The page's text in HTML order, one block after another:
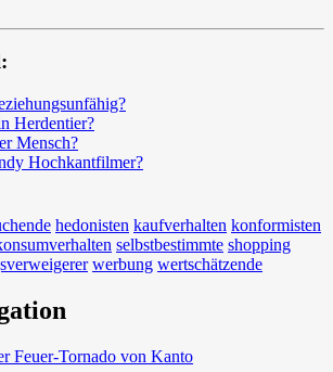
Herdentier?
Mensch?
Hochkantfilmer?
hedonisten kaufverhalten konformisten
selbstbestimmte shopping
werbung wertschätzende
Feuer-Tornado von Kanto